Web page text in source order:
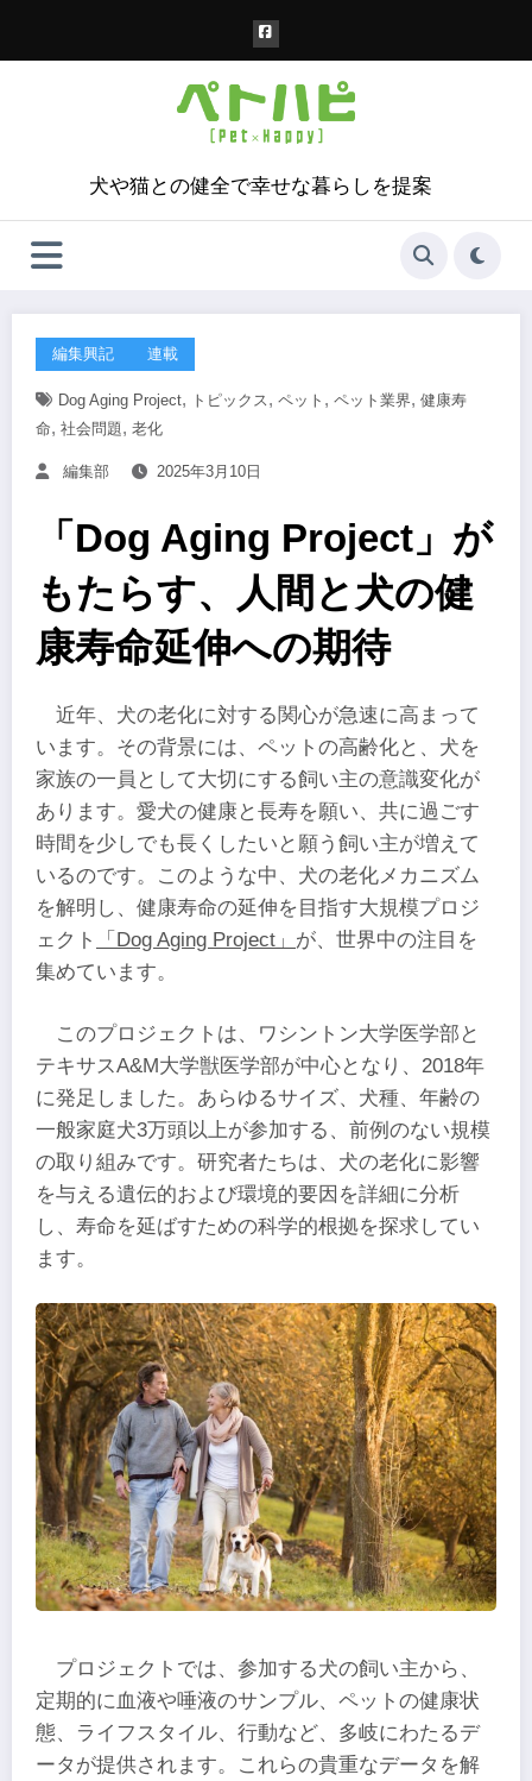
犬や猫との健全で幸せな暮らしを提案
編集興記 連載
Dog Aging Project, トピックス, ペット , ペット業界, 健康寿
命, 社会問題, 老化
編集部 2025年3月10日
「Dog Aging Project」が
もたらす、人間と犬の健
康寿命延伸への期待
近年、犬の老化に対する関心が急速に高まって
います。その背景には、ペットの高齢化と、犬を
家族の一員として大切にする飼い主の意識変化が
あります。愛犬の健康と長寿を願い、共に過ごす
時間を少しでも長くしたいと願う飼い主が増えて
いるのです。このような中、犬の老化メカニズム
を解明し、健康寿命の延伸を目指す大規模プロジ
ェクト
「Dog Aging Project」 が、世界中の注目を
集めています。
このプロジェクトは、ワシントン大学医学部と
テキサスA&M大学獣医学部が中心となり、2018年
に発足しました。あらゆるサイズ、犬種、年齢の
一般家庭犬3万頭以上が参加する、前例のない規模
の取り組みです。研究者たちは、犬の老化に影響
を与える遺伝的および環境的要因を詳細に分析
し、寿命を延ばすための科学的根拠を探求してい
ます。
プロジェクトでは、参加する犬の飼い主から、
定期的に血液や唾液のサンプル、ペットの健康状
態、ライフスタイル、行動など、多岐にわたるデ
ータが提供されます。これらの貴重なデータを解